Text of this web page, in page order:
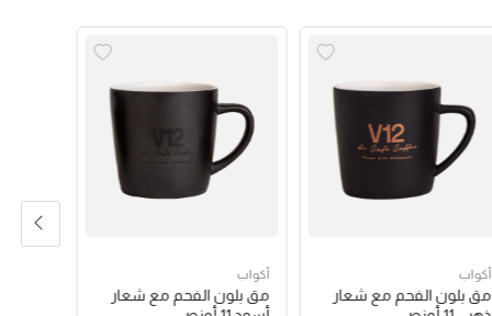
أكواب
مق بلون الفحم مع شعار
أكواب
مق بلون الفحم مع شعار